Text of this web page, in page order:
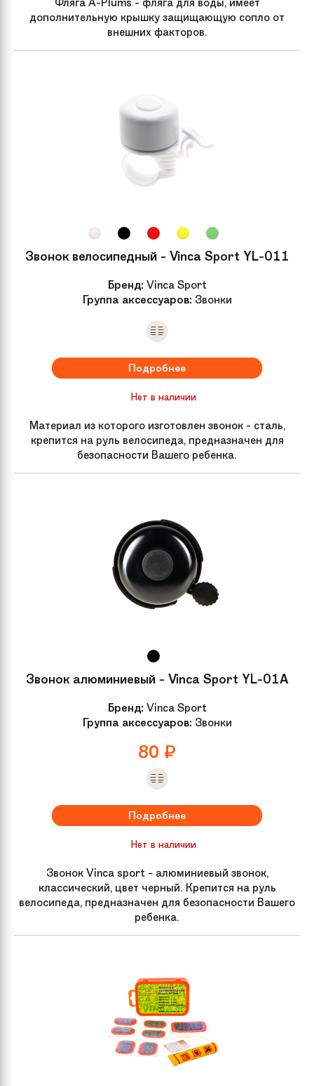
Передний тормозTektro Novela, 160мм
Prowheel MA-406 24/34/42T
Neco CC-B906, Картридж
Feimin FP-806
Трещётка Shimano MF-TZ21, 14-
28Т
Shimano ST-EF51, 3x7 скоростей
Триггер
Передний
переключатель
Shimano FD-TX50
переключатель
Assess AE-802FDQ
Assess AE-802RD
Kenda K832, 24x1,95
Zoom SP-200, 25,4x250мм
Cionlli CL-6742
Подножка
Размер колес 24
Алюминий
Tektro Novela, 160мм
Горные
дополнительную крышку защищающую сопло от
внешних факторов.
Звонок велосипедный - Vinca Sport YL-011
Бренд: Vinca Sport
Группа аксессуаров: Звонки
Подробнее
Нет в наличии
Материал из которого изготовлен звонок - сталь,
крепится на руль велосипеда, предназначен для
безопасности Вашего ребенка.
Звонок алюминиевый - Vinca Sport YL-01A
Бренд: Vinca Sport
Группа аксессуаров: Звонки
80 ₽
Подробнее
Нет в наличии
Звонок Vinca sport - алюминиевый звонок,
классический, цвет черный. Крепится на руль
велосипеда, предназначен для безопасности Вашего
ребенка.